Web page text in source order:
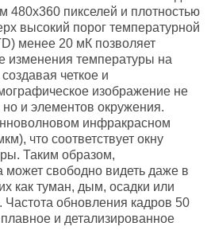
480x360 пикселей и плотностью
высокий порог температурной
менее 20 мК позволяет
изменения температуры на
четкое и
изображение не
но и элементов окружения.
инфракрасном
что соответствует окну
Таким образом,
может свободно видеть даже в
как туман, дым, осадки или
Частота обновления кадров 50
и детализированное